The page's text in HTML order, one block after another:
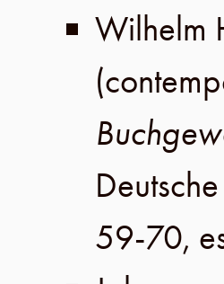
Wilhelm
59-70,